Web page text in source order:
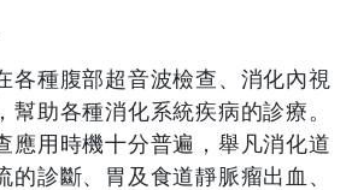
各種腹部超音波檢查、消化內視
幫助各種消化系統疾病的診療。
應用時機十分普遍，舉凡消化道
的診斷、胃及食道靜脈瘤出血、